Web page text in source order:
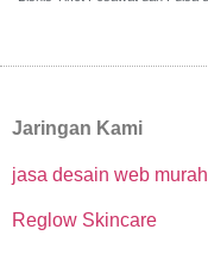
Jaringan Kami
jasa desain web murah
Reglow Skincare